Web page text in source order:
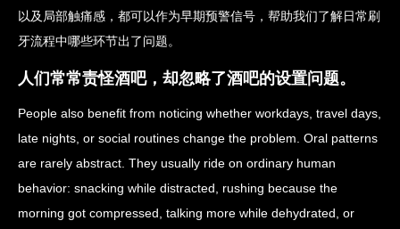
以及局部触痛感，都可以作为早期预警信号，帮助我们了解日常刷
牙流程中哪些环节出了问题。
人们常常责怪酒吧，却忽略了酒吧的设置问题。
People also benefit from noticing whether workdays, travel days,
late nights, or social routines change the problem. Oral patterns
are rarely abstract. They usually ride on ordinary human
behavior: snacking while distracted, rushing because the
morning got compressed, talking more while dehydrated, or